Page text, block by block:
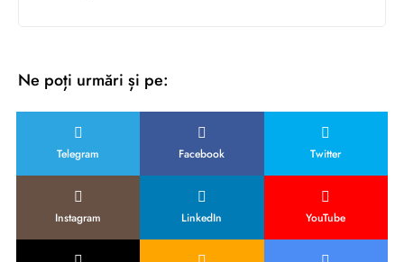
Ne poți urmări și pe:
Telegram Facebook Twitter
Instagram LinkedIn YouTube